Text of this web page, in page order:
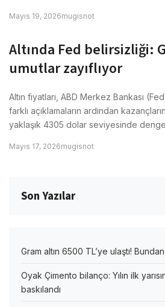
Mayıs 19, 2026mugisnot
Altında Fed belirsizliği:
umutlar zayıflıyor
Altın fiyatları, ABD Merkez Bankası
farklı açıklamaların ardından
yaklaşık 4305 dolar seviyesinde
Mayıs 17, 2026mugisnot
Son Yazılar
Gram altın 6500 TL’ye ulaştı!
Oyak Çimento bilanço: Yılın ilk
baskılandı